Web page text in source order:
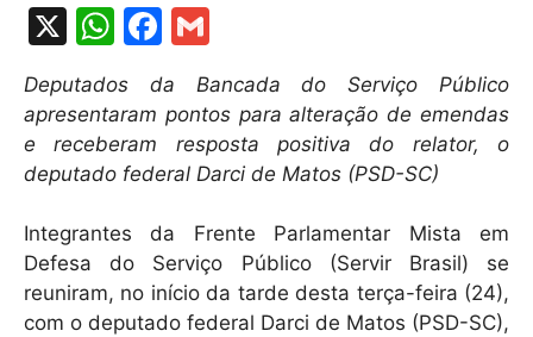
X
W
at
s
A
p
p
F
a
c
e
b
o
o
k
ai
l
Deputados da Bancada do Serviço Público
apresentaram pontos para alteração de emendas
e receberam resposta positiva do relator, o
deputado federal Darci de Matos (PSD-SC)
Integrantes da Frente Parlamentar Mista em
Defesa do Serviço Público (Servir Brasil) se
reuniram, no início da tarde desta terça-feira (24),
com o deputado federal Darci de Matos (PSD-SC),